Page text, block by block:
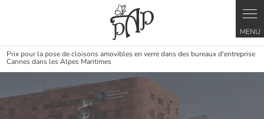
Prix pour la pose de cloisons amovibles en verre dans des bureaux d'entreprise
Cannes dans les Alpes Maritimes
Panneau de gestion des cookies